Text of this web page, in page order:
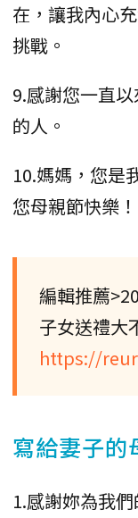
在，讓我內心
挑戰。
9.感謝您一直
的人。
10.媽媽，您是
您母親節快樂！
編輯推薦
子女送禮大
https://
寫給妻子的
1.感謝妳為我